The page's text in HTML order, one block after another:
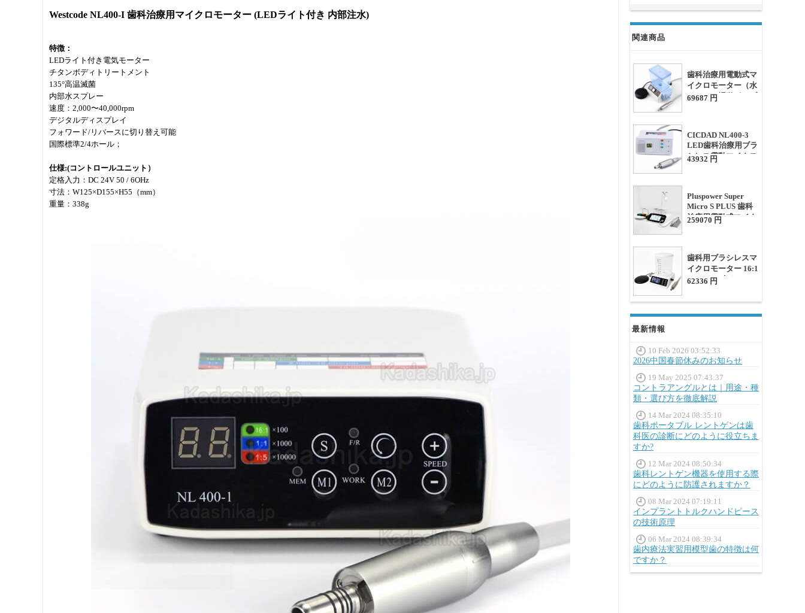
関連商品
歯科治療用電動式マ
イクロモーター（水
タンクと蠕動ポンプ
69687 円
CICDAD NL400-3
LED歯科治療用ブラ
シレス電動マイクロ
43932 円
Pluspower Super
Micro S PLUS 歯科
治療用電動式マイク
259070 円
歯科用ブラシレスマ
イクロモーター 16:1
/ 1:1 / 1:5 水タンク
62336 円
最新情報
10 Feb 2026 03:52:33
2026中国春節休みのお知らせ
19 May 2025 07:43:37
コントラアングルとは｜用途・種
類・選び方を徹底解説
14 Mar 2024 08:35:10
歯科ポータブル レントゲンは歯
科医の診断にどのように役立ちま
すか?
12 Mar 2024 08:50:34
歯科レントゲン機器を使用する際
にどのように防護されますか？
08 Mar 2024 07:19:11
インプラントトルクハンドピース
の技術原理
06 Mar 2024 08:39:34
歯内療法実習用模型歯の特徴は何
ですか？
Westcode NL400-I 歯科治療用マイクロモーター (LEDライト付き 内部注水)
特徴：
LEDライト付き電気モーター
チタンボディトリートメント
135°高温滅菌
内部水スプレー
速度：2,000〜40,000rpm
デジタルディスプレイ
フォワード/リバースに切り替え可能
国際標準2/4ホール；
仕様:(コントロールユニット）
定格入力：DC 24V 50 / 6OHz
寸法：W125×D155×H55（mm）
重量：338g